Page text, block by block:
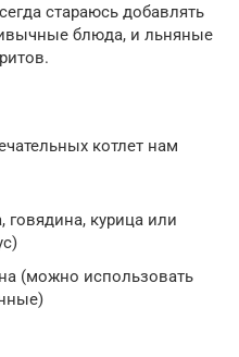
стараюсь добавлять
блюда, и льняные
котлет нам
говядина, курица или
(можно использовать